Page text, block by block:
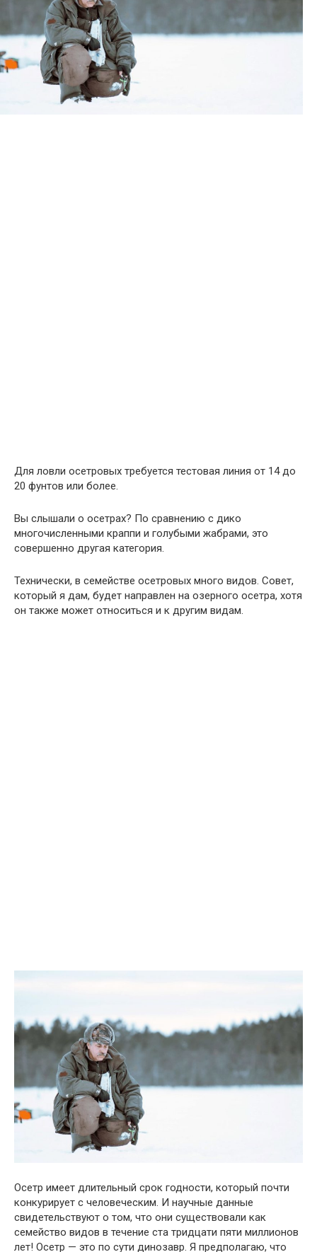
Для ловли осетровых требуется тестовая линия от 14 до
20 фунтов или более.
Вы слышали о осетрах? По сравнению с дико
многочисленными краппи и голубыми жабрами, это
совершенно другая категория.
Технически, в семействе осетровых много видов. Совет,
который я дам, будет направлен на озерного осетра, хотя
он также может относиться и к другим видам.
Осетр имеет длительный срок годности, который почти
конкурирует с человеческим. И научные данные
свидетельствуют о том, что они существовали как
семейство видов в течение ста тридцати пяти миллионов
лет! Осетр — это по сути динозавр. Я предполагаю, что